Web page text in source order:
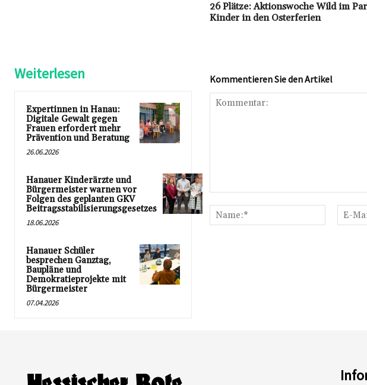
26 Plätze: Aktionswoche Wild im
Kinder in den Osterferien
Weiterlesen
Expertinnen in Hanau:
Digitale Gewalt gegen
Frauen erfordert mehr
Prävention und Beratung
26.06.2026
Hanauer Kinderärzte und
Bürgermeister warnen vor
Folgen des geplanten GKV
Beitragsstabilisierungsgesetzes
18.06.2026
Hanauer Schüler
besprechen Ganztag,
Baupläne und
Demokratieprojekte mit
Bürgermeister
07.04.2026
Kommentieren Sie den Artikel
Name:*